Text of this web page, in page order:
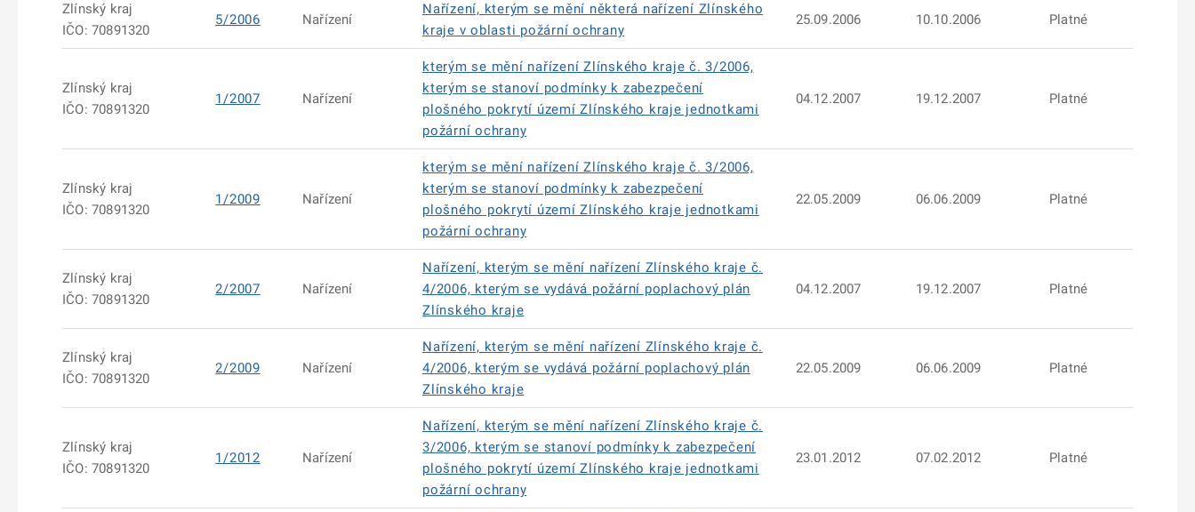
Zlínský kraj
IČO: 70891320
5/2006 Nařízení
Nařízení, kterým se mění některá nařízení Zlínského
kraje v oblasti požární ochrany
25.09.2006 10.10.2006 Platné
Zlínský kraj
IČO: 70891320
1/2007 Nařízení
kterým se mění nařízení Zlínského kraje č. 3/2006,
kterým se stanoví podmínky k zabezpečení
plošného pokrytí území Zlínského kraje jednotkami
požární ochrany
04.12.2007 19.12.2007 Platné
Zlínský kraj
IČO: 70891320
1/2009 Nařízení
kterým se mění nařízení Zlínského kraje č. 3/2006,
kterým se stanoví podmínky k zabezpečení
plošného pokrytí území Zlínského kraje jednotkami
požární ochrany
22.05.2009 06.06.2009 Platné
Zlínský kraj
IČO: 70891320
2/2007 Nařízení
Nařízení, kterým se mění nařízení Zlínského kraje č.
4/2006, kterým se vydává požární poplachový plán
Zlínského kraje
04.12.2007 19.12.2007 Platné
Zlínský kraj
IČO: 70891320
2/2009 Nařízení
Nařízení, kterým se mění nařízení Zlínského kraje č.
4/2006, kterým se vydává požární poplachový plán
Zlínského kraje
22.05.2009 06.06.2009 Platné
Zlínský kraj
IČO: 70891320
1/2012 Nařízení
Nařízení, kterým se mění nařízení Zlínského kraje č.
3/2006, kterým se stanoví podmínky k zabezpečení
plošného pokrytí území Zlínského kraje jednotkami
požární ochrany
23.01.2012 07.02.2012 Platné